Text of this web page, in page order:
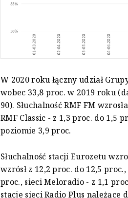
W 2020 roku łączny udział
wobec 33,8 proc. w 2019 roku
90). Słuchalność RMF FM
RMF Classic - z 1,3 proc. do 1,5
poziomie 3,9 proc.
Słuchalność stacji Eurozetu
wzrósł z 12,2 proc. do 12,5
proc., sieci Meloradio - z 1,1
stacje sieci Radio Plus należące